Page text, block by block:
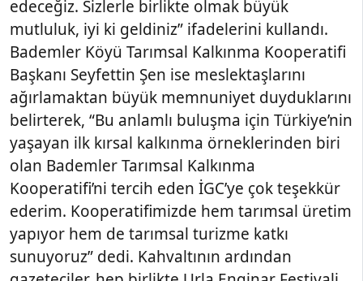
edeceğiz. Sizlerle birlikte olmak büyük
mutluluk, iyi ki geldiniz” ifadelerini kullandı.
Bademler Köyü Tarımsal Kalkınma Kooperatifi
Başkanı Seyfettin Şen ise meslektaşlarını
ağırlamaktan büyük memnuniyet duyduklarını
belirterek, “Bu anlamlı buluşma için Türkiye’nin
yaşayan ilk kırsal kalkınma örneklerinden biri
olan Bademler Tarımsal Kalkınma
Kooperatifi’ni tercih eden İGC’ye çok teşekkür
ederim. Kooperatifimizde hem tarımsal üretim
yapıyor hem de tarımsal turizme katkı
sunuyoruz” dedi. Kahvaltının ardından